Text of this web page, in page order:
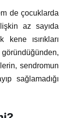
de çocuklarda
az sayıda
ısırıkları
sendromun
sağlamadığı